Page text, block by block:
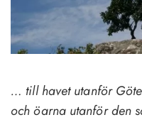
… till havet utanför
och öarna utanför den